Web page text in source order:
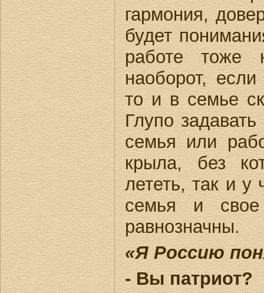
гармония,
будет
работе тоже
наоборот,
то и в семье
Глупо
семья или
крыла, без
лететь, так и
семья и
равнозначны.
«Я Россию
- Вы патриот?